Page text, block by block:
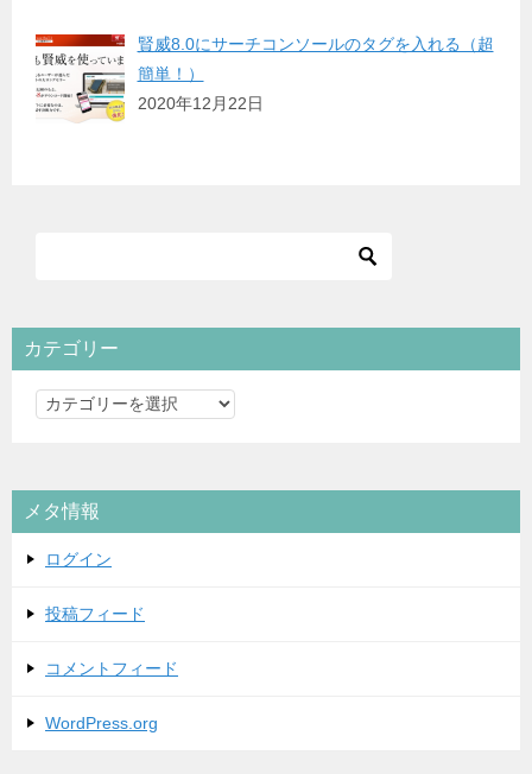
賢威8.0にサーチコンソールのタグを入れる（超
簡単！）
2020年12月22日
カテゴリー
カ
リ
ー
メタ情報
ログイン
投稿フィード
コメントフィード
WordPress.org